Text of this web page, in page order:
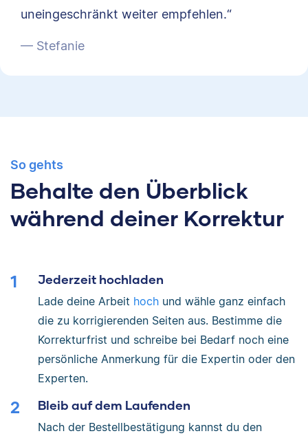
uneingeschränkt weiter empfehlen.“
— Stefanie
So gehts
Behalte den Überblick
während deiner Korrektur
Jederzeit hochladen
Lade deine Arbeit hoch und wähle ganz einfach
die zu korrigierenden Seiten aus. Bestimme die
Korrekturfrist und schreibe bei Bedarf noch eine
persönliche Anmerkung für die Expertin oder den
Experten.
Bleib auf dem Laufenden
Nach der Bestellbestätigung kannst du den